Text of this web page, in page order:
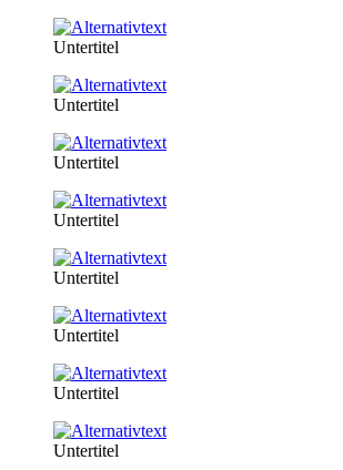
Untertitel
Untertitel
Untertitel
Untertitel
Untertitel
Untertitel
Untertitel
Untertitel